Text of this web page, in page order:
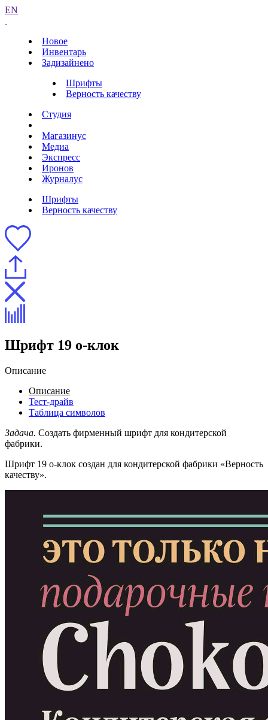
EN
Новое
Инвентарь
Задизайнено
Шрифты
Верность качеству
Студия
Магазинус
Медиа
Экспресс
Иронов
Журналус
Шрифты
Верность качеству
Шрифт 19 о-клок
Описание
Описание
Тест-драйв
Таблица символов
Задача. Создать фирменный шрифт для кондитерской
фабрики.
Шрифт 19 о-клок создан для кондитерской фабрики «Верность
качеству».